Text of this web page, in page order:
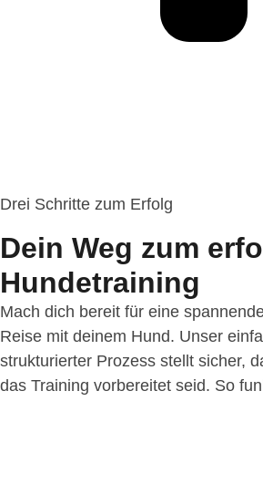
Drei Schritte zum Erfolg
Dein Weg zum
Hundetraining
Mach dich bereit für eine
Reise mit deinem Hund. Unser
strukturierter Prozess stellt sicher,
das Training vorbereitet seid. So